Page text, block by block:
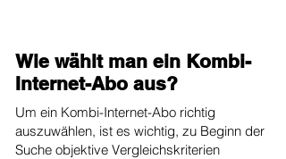
Wie wählt man ein Kombi-
Internet-Abo aus?
Um ein Kombi-Internet-Abo richtig
auszuwählen, ist es wichtig, zu Beginn der
Suche objektive Vergleichskriterien